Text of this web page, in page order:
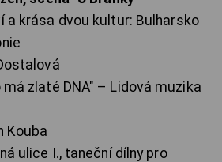
a krása dvou kultur: Bulharsko
má zlaté DNA" – Lidová muzika
Kouba
ulice I., taneční dílny pro